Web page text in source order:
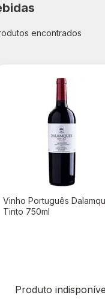
encontrados
Vinho Português
Tinto 750ml
Produto